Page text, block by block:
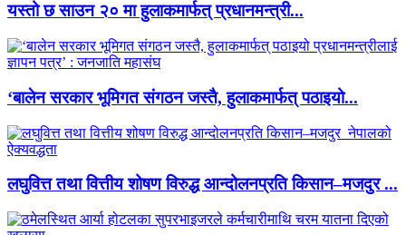
यस्तो छ साउन २० मा हुलाकमार्फत् प्रधानमन्त्री...
‘बालेन सरकार भूमिगत संगठन जस्तै, हुलाकमार्फत् पठाइयो...
लघुवित्त तथा वित्तीय शोषण विरुद्ध आन्दोलनप्रति किसान–मजदुर ...